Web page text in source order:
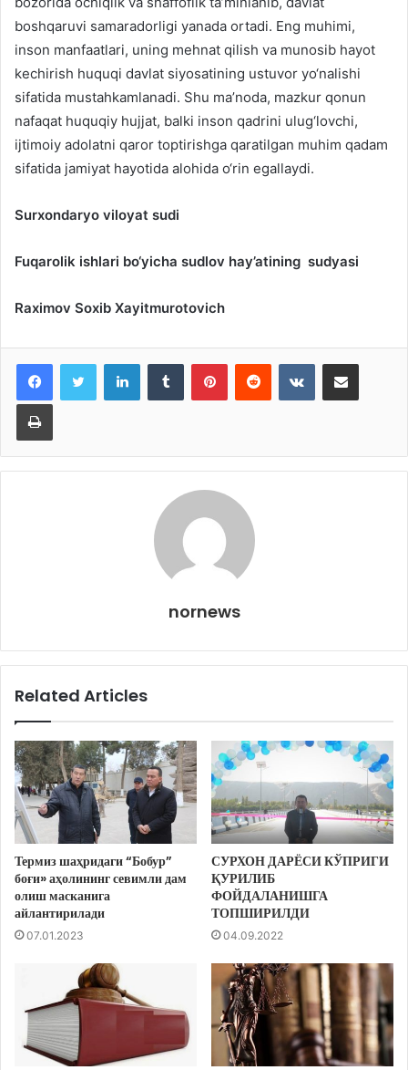
boshqaruvi samaradorligi yanada ortadi. Eng muhimi,
inson manfaatlari, uning mehnat qilish va munosib hayot
kechirish huquqi davlat siyosatining ustuvor yo‘nalishi
sifatida mustahkamlanadi. Shu ma’noda, mazkur qonun
nafaqat huquqiy hujjat, balki inson qadrini ulug‘lovchi,
ijtimoiy adolatni qaror toptirishga qaratilgan muhim qadam
sifatida jamiyat hayotida alohida o‘rin egallaydi.
Surxondaryo viloyat sudi
Fuqarolik ishlari bo‘yicha sudlov hay’atining sudyasi
Raximov Soxib Xayitmurotovich
LinkedInTumblr PinterestReddit VKontakteShare via Email
Print
nornews
Related Articles
Термиз шаҳридаги “Бобур”
боғи» аҳолининг севимли дам
олиш масканига
айлантирилади
07.01.2023
СУРХОН ДАРЁСИ КЎПРИГИ
ҚУРИЛИБ
ФОЙДАЛАНИШГА
ТОПШИРИЛДИ
04.09.2022